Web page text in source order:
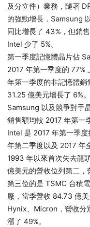
及分立件）業務，隨著
的強勁增長，Samsung
同比增長了 43%，但銷
Intel 少了 5%。
第一季度記憶體晶片佔
2017 年第一季度的 77%
年第一季度的非記憶體
31.25 億美元增長了 6%
Samsung 以及競爭對手
銷售額均較 2017 年第一
Intel 是 2017 年第一季
年第二季度以及 2017 年
1993 年以來首次失去龍
億美元的營收位列第二，
第三位的是 TSMC 台積
廠，當季營收 84.73 億
Hynix、Micron，營收分
漲了 49%。